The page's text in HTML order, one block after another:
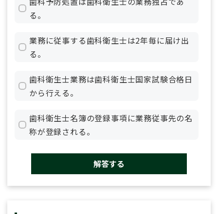
る。
業務に従事する歯科衛生士は2年毎に届け出
る。
歯科衛生士業務は歯科衛生士国家試験合格日
から行える。
歯科衛生士名簿の登録事項に業務従事先の名
称が登録される。
解答する